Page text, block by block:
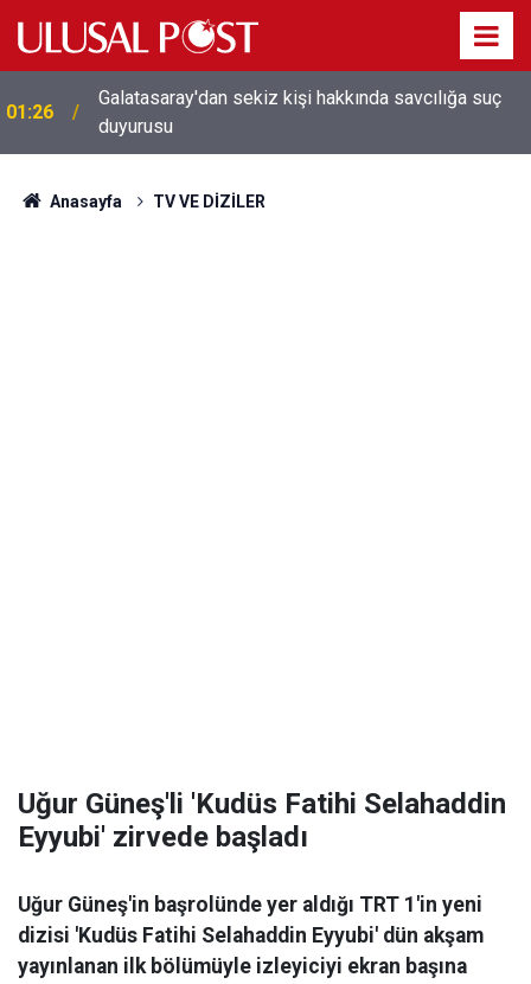
01:26
Galatasaray'dan sekiz kişi hakkında savcılığa suç
duyurusu
Anasayfa TV VE DİZİLER
Uğur Güneş'li 'Kudüs Fatihi Selahaddin
Eyyubi' zirvede başladı
Uğur Güneş'in başrolünde yer aldığı TRT 1'in yeni
dizisi 'Kudüs Fatihi Selahaddin Eyyubi' dün akşam
yayınlanan ilk bölümüyle izleyiciyi ekran başına